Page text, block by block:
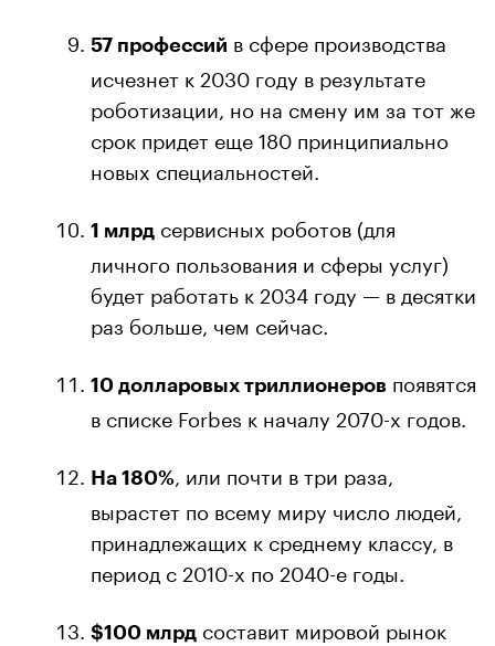
57 профессий в сфере производства
исчезнет к 2030 году в результате
роботизации, но на смену им за тот же
срок придет еще 180 принципиально
новых специальностей.
1 млрд сервисных роботов (для
личного пользования и сферы услуг)
будет работать к 2034 году — в десятки
раз больше, чем сейчас.
10 долларовых триллионеров появятся
в списке Forbes к началу 2070-х годов.
На 180%
, или почти в три раза,
вырастет по всему миру число людей,
принадлежащих к среднему классу, в
период с 2010-х по 2040-е годы.
$100 млрд составит мировой рынок